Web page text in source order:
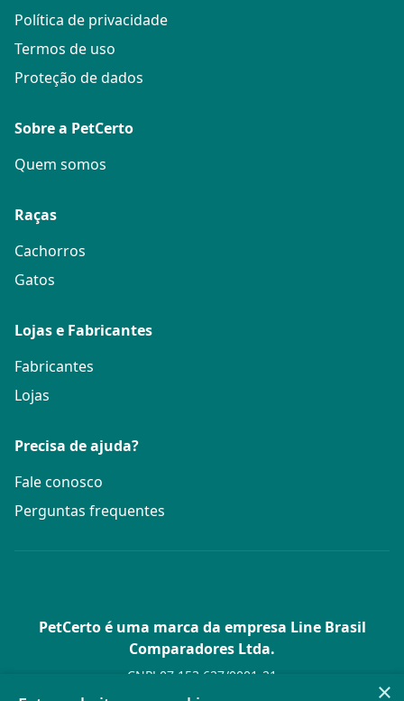
Política de privacidade
Termos de uso
Proteção de dados
Sobre a PetCerto
Quem somos
Raças
Cachorros
Gatos
Lojas e Fabricantes
Fabricantes
Lojas
Precisa de ajuda?
Fale conosco
Perguntas frequentes
PetCerto é uma marca da empresa Line Brasil
Comparadores Ltda.
CNPJ 07.153.627/0001-21
Av. Paulista, 1.636 Conj. 4 Pavilhão 15 - Bela Vista - São Paulo -
×